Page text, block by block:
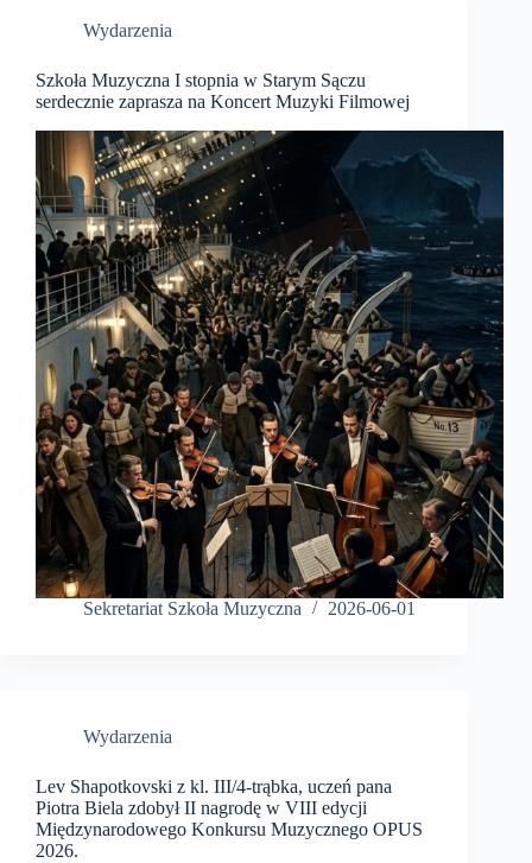
Wydarzenia
Szkoła Muzyczna I stopnia w Starym Sączu
serdecznie zaprasza na Koncert Muzyki Filmowej
Sekretariat Szkoła Muzyczna 2026-06-01
Wydarzenia
Lev Shapotkovski z kl. III/4-trąbka, uczeń pana
Piotra Biela zdobył II nagrodę w VIII edycji
Międzynarodowego Konkursu Muzycznego OPUS
2026.